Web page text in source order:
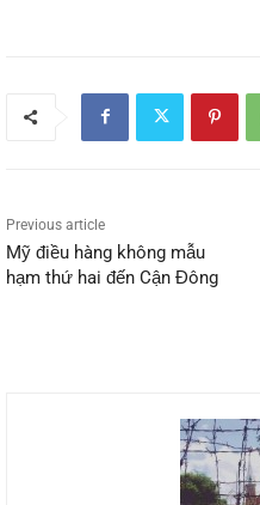
Previous article
Mỹ điều hàng không mẫu
hạm thứ hai đến Cận Đông